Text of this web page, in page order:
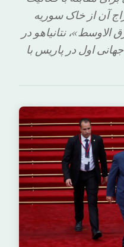
آن از خاک سوریه
نتانیاهو در
اول در پاریس با